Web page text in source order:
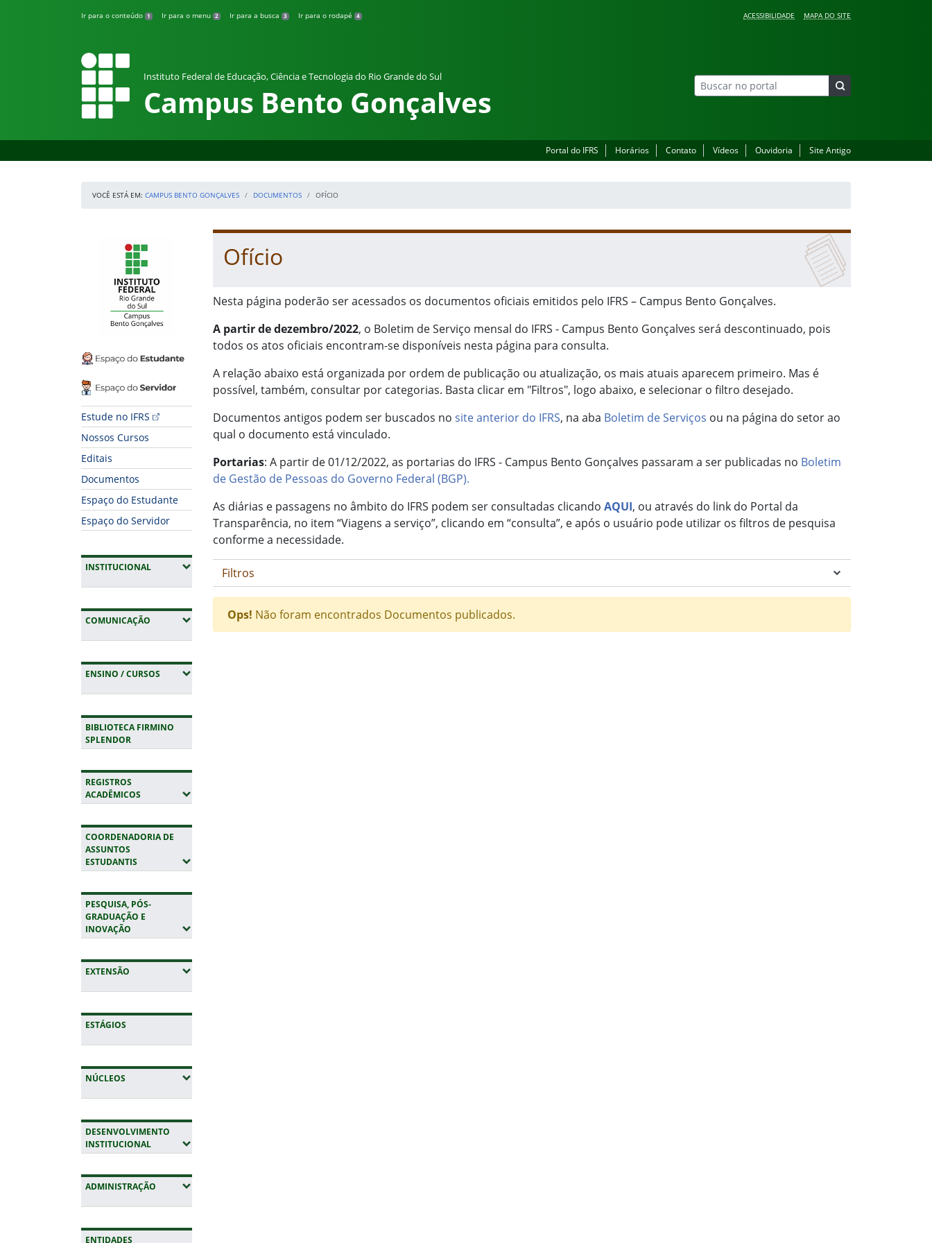
Ir para o conteúdo 1 Ir para o menu 2 Ir para a busca 3 Ir para o rodapé 4 ACESSIBILIDADE MAPA DO SITE
Instituto Federal de Educação, Ciência e Tecnologia do Rio Grande do Sul
Campus Bento Gonçalves
Portal do IFRS Horários Contato Vídeos Ouvidoria Site Antigo
VOCÊ ESTÁ EM: CAMPUS BENTO GONÇALVES DOCUMENTOS OFÍCIO
Espaço do Estudante
Espaço do Servidor
Estude no IFRS
Nossos Cursos
Editais
Documentos
Espaço do Estudante
Espaço do Servidor
INSTITUCIONAL(EXPANDIR SUBMENUS)
COMUNICAÇÃO (EXPANDIR SUBMENUS)
ENSINO / CURSOS (EXPANDIR SUBMENUS)
BIBLIOTECA FIRMINO
SPLENDOR
REGISTROS
ACADÊMICOS (EXPANDIR SUBMENUS)
COORDENADORIA DE
ASSUNTOS
ESTUDANTIS (EXPANDIR SUBMENUS)
PESQUISA, PÓS-
GRADUAÇÃO E
INOVAÇÃO (EXPANDIR SUBMENUS)
EXTENSÃO (EXPANDIR SUBMENUS)
ESTÁGIOS
NÚCLEOS (EXPANDIR SUBMENUS)
DESENVOLVIMENTO
INSTITUCIONAL(EXPANDIR SUBMENUS)
ADMINISTRAÇÃO (EXPANDIR SUBMENUS)
ENTIDADES
Início do conteúdo
Ofício
Nesta página poderão ser acessados os documentos oficiais emitidos pelo IFRS – Campus Bento Gonçalves.
A partir de dezembro/2022, o Boletim de Serviço mensal do IFRS - Campus Bento Gonçalves será descontinuado, pois
todos os atos oficiais encontram-se disponíveis nesta página para consulta.
A relação abaixo está organizada por ordem de publicação ou atualização, os mais atuais aparecem primeiro. Mas é
possível, também, consultar por categorias. Basta clicar em "Filtros", logo abaixo, e selecionar o filtro desejado.
Documentos antigos podem ser buscados no site anterior do IFRS, na aba Boletim de Serviços ou na página do setor ao
qual o documento está vinculado.
Portarias: A partir de 01/12/2022, as portarias do IFRS - Campus Bento Gonçalves passaram a ser publicadas no Boletim
de Gestão de Pessoas do Governo Federal (BGP).
As diárias e passagens no âmbito do IFRS podem ser consultadas clicando AQUI, ou através do link do Portal da
Transparência, no item “Viagens a serviço”, clicando em “consulta”, e após o usuário pode utilizar os filtros de pesquisa
conforme a necessidade.
Filtros
Ops! Não foram encontrados Documentos publicados.